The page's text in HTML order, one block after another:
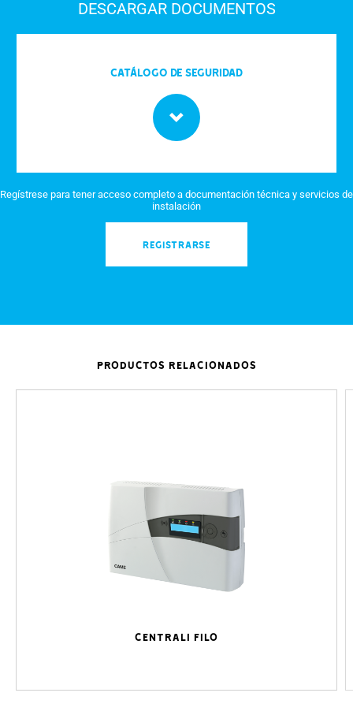
DESCARGAR DOCUMENTOS
Catálogo de seguridad
Regístrese para tener acceso completo a documentación técnica y servicios de
instalación
REGISTRARSE
PRODUCTOS RELACIONADOS
CENTRALI FILO